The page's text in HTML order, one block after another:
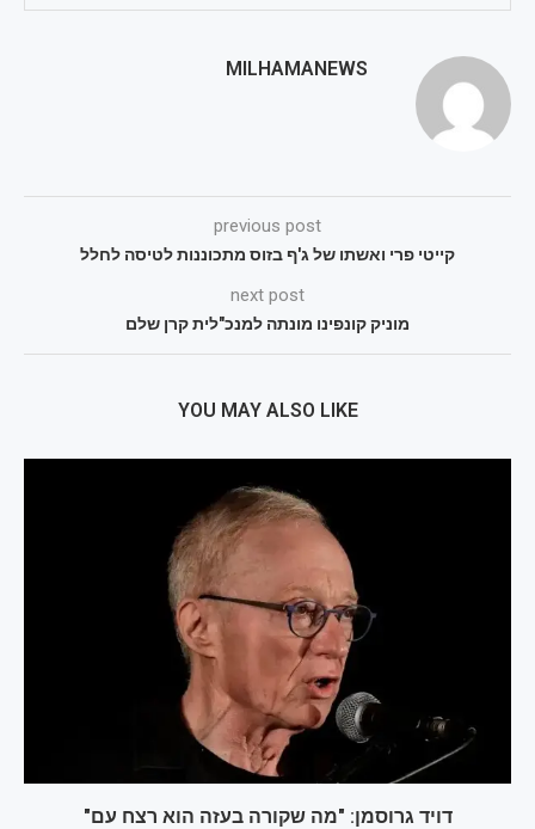
MILHAMANEWS
previous post
קייטי פרי ואשתו של ג'ף בזוס מתכוננות לטיסה לחלל
next post
מוניק קונפינו מונתה למנכ"לית קרן שלם
YOU MAY ALSO LIKE
דויד גרוסמן: "מה שקורה בעזה הוא רצח עם"